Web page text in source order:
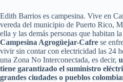
Edith Barrios es campesina. Vive en
vereda del municipio de Puerto Rico,
ella y las demás personas que habitan la
Campesina Agrogüejar-Cafre se
vivir sin contar con electricidad las 24
una Zona No Interconectada, es decir,
tiene garantizado el suministro
grandes ciudades o pueblos